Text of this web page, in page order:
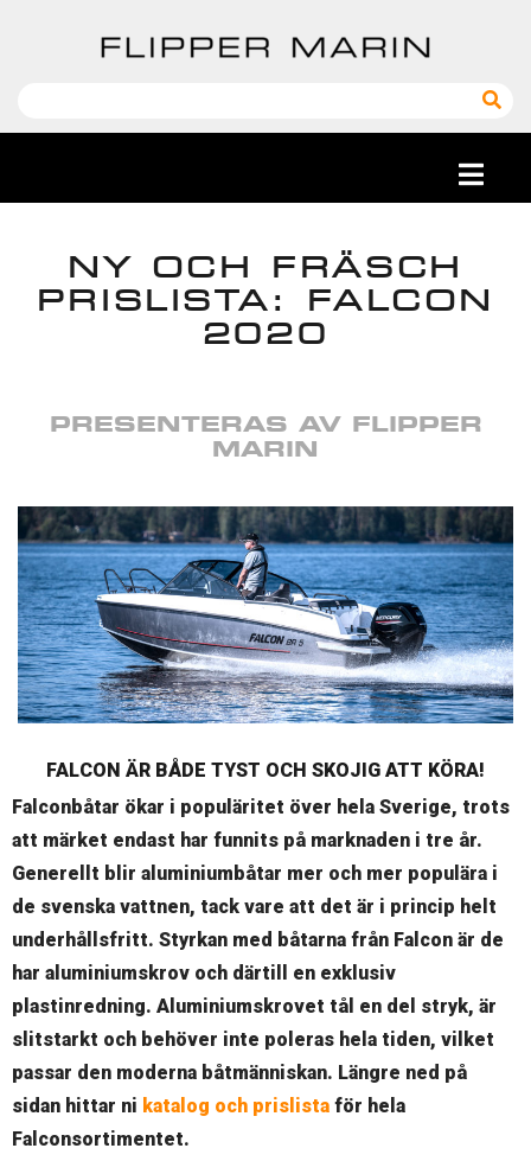
NY OCH FRÄSCH
PRISLISTA: FALCON
2020
PRESENTERAS AV FLIPPER
MARIN
FALCON ÄR BÅDE TYST OCH SKOJIG ATT KÖRA!
Falconbåtar ökar i populäritet över hela Sverige, trots
att märket endast har funnits på marknaden i tre år.
Generellt blir aluminiumbåtar mer och mer populära i
de svenska vattnen, tack vare att det är i princip helt
underhållsfritt. Styrkan med båtarna från Falcon är de
har aluminiumskrov och därtill en exklusiv
plastinredning. Aluminiumskrovet tål en del stryk, är
slitstarkt och behöver inte poleras hela tiden, vilket
passar den moderna båtmänniskan. Längre ned på
sidan hittar ni katalog och prislista för hela
Falconsortimentet.